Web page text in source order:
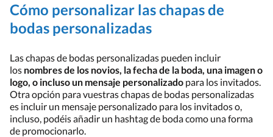
Cómo personalizar las chapas de
bodas personalizadas
Las chapas de bodas personalizadas pueden incluir
los nombres de los novios, la fecha de la boda, una imagen o
logo, o incluso un mensaje personalizado para los invitados.
Otra opción para vuestras chapas de bodas personalizadas
es incluir un mensaje personalizado para los invitados o,
incluso, podéis añadir un hashtag de boda como una forma
de promocionarlo.